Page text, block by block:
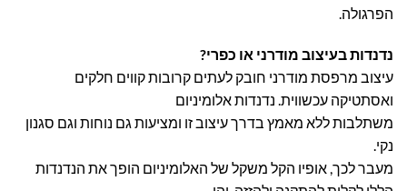
הפרגולה.
נדנדות בעיצוב מודרני או כפרי?
עיצוב מרפסת מודרני חובק לעתים קרובות קווים חלקים
ואסתטיקה עכשווית. נדנדות אלומיניום
משתלבות ללא מאמץ בדרך עיצוב זו ומציעות גם נוחות וגם סגנון
נקי.
מעבר לכך, אופיו הקל משקל של האלומיניום הופך את הנדנדות